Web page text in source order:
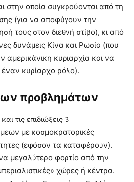
στην οποία συγκρούονται από τη
(για να αποφύγουν την
τους στον διεθνή στίβο), κι από
δυνάμεις Κίνα και Ρωσία (που
αμερικάνικη κυριαρχία και να
έναν κυρίαρχο ρόλο).
προβλημάτων
τις επιδιώξεις 3
με κοσμοκρατορικές
(εφόσον τα καταφέρουν).
μεγαλύτερο φορτίο από την
χώρες ή κέντρα.